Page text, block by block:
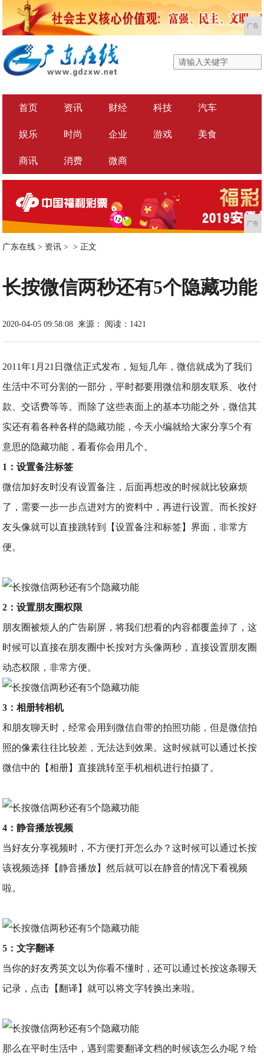
广告
首页 资讯 财经 科技 汽车
娱乐 时尚 企业 游戏 美食
商讯 消费 微商
广告
广东在线 > 资讯 > > 正文
长按微信两秒还有5个隐藏功能
2020-04-05 09:58:08 来源： 阅读：1421
2011年1月21日微信正式发布，短短几年，微信就成为了我们
生活中不可分割的一部分，平时都要用微信和朋友联系、收付
款、交话费等等。而除了这些表面上的基本功能之外，微信其
实还有着各种各样的隐藏功能，今天小编就给大家分享5个有
意思的隐藏功能，看看你会用几个。
1：设置备注标签
微信加好友时没有设置备注，后面再想改的时候就比较麻烦
了，需要一步一步点进对方的资料中，再进行设置。而长按好
友头像就可以直接跳转到【设置备注和标签】界面，非常方
便。
2：设置朋友圈权限
朋友圈被烦人的广告刷屏，将我们想看的内容都覆盖掉了，这
时候可以直接在朋友圈中长按对方头像两秒，直接设置朋友圈
动态权限，非常方便。
3：相册转相机
和朋友聊天时，经常会用到微信自带的拍照功能，但是微信拍
照的像素往往比较差，无法达到效果。这时候就可以通过长按
微信中的【相册】直接跳转至手机相机进行拍摄了。
4：静音播放视频
当好友分享视频时，不方便打开怎么办？这时候可以通过长按
该视频选择【静音播放】然后就可以在静音的情况下看视频
啦。
5：文字翻译
当你的好友秀英文以为你看不懂时，还可以通过长按这条聊天
记录，点击【翻译】就可以将文字转换出来啦。
那么在平时生活中，遇到需要翻译文档的时候该怎么办呢？给